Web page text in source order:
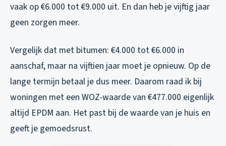
vaak op €6.000 tot €9.000 uit. En dan heb je vijftig jaar
geen zorgen meer.
Vergelijk dat met bitumen: €4.000 tot €6.000 in
aanschaf, maar na vijftien jaar moet je opnieuw. Op de
lange termijn betaal je dus meer. Daarom raad ik bij
woningen met een WOZ-waarde van €477.000 eigenlijk
altijd EPDM aan. Het past bij de waarde van je huis en
geeft je gemoedsrust.